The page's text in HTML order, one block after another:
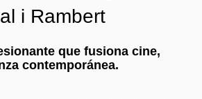
i Rambert
que fusiona cine,
contemporánea.